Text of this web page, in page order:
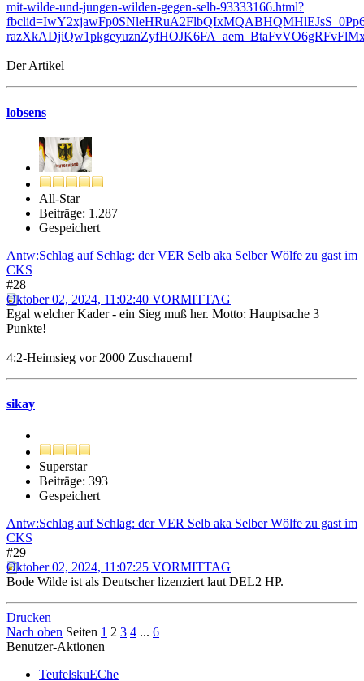
mit-wilde-und-jungen-wilden-gegen-selb-93333166.html?
Der Artikel
lobsens
All-Star
Beiträge: 1.287
Gespeichert
Antw:Schlag auf Schlag: der VER Selb aka Selber Wölfe zu gast im
CKS
#28
Oktober 02, 2024, 11:02:40 VORMITTAG
Egal welcher Kader - ein Sieg muß her. Motto: Hauptsache 3
Punkte!
4:2-Heimsieg vor 2000 Zuschauern!
sikay
Superstar
Beiträge: 393
Gespeichert
Antw:Schlag auf Schlag: der VER Selb aka Selber Wölfe zu gast im
CKS
#29
Oktober 02, 2024, 11:07:25 VORMITTAG
Bode Wilde ist als Deutscher lizenziert laut DEL2 HP.
Drucken
Nach oben Seiten 1 2 3 4 ... 6
Benutzer-Aktionen
TeufelskuEChe